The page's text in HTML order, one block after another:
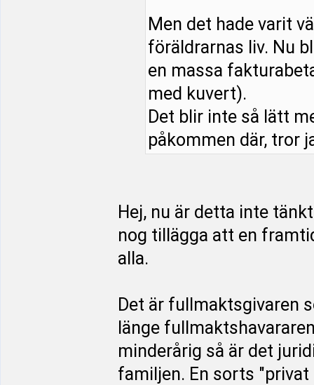
Men det hade varit
föräldrarnas liv. Nu
en massa
med kuvert).
Det blir inte så lätt
påkommen där, tror
Hej, nu är detta inte
nog tillägga att en
alla.
Det är fullmaktsgivaren
länge
minderårig så är det
familjen. En sorts "privat